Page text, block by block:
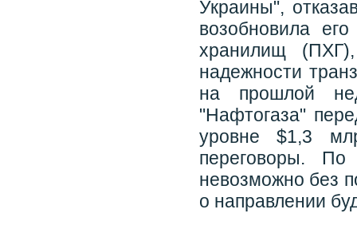
Украины",
возобновила
хранилищ
надежности
на прошлой
"Нафтогаза"
уровне $1,3
переговоры.
невозможно без
о направлении